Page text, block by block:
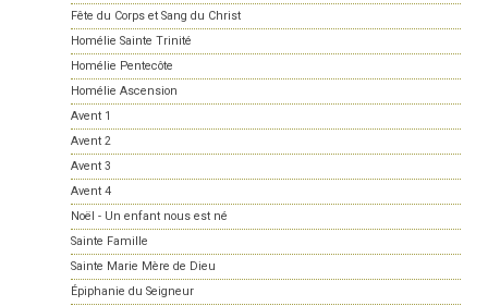
Fête du Corps et Sang du Christ
Homélie Sainte Trinité
Homélie Pentecôte
Homélie Ascension
Avent 1
Avent 2
Avent 3
Avent 4
Noël - Un enfant nous est né
Sainte Famille
Sainte Marie Mère de Dieu
Épiphanie du Seigneur